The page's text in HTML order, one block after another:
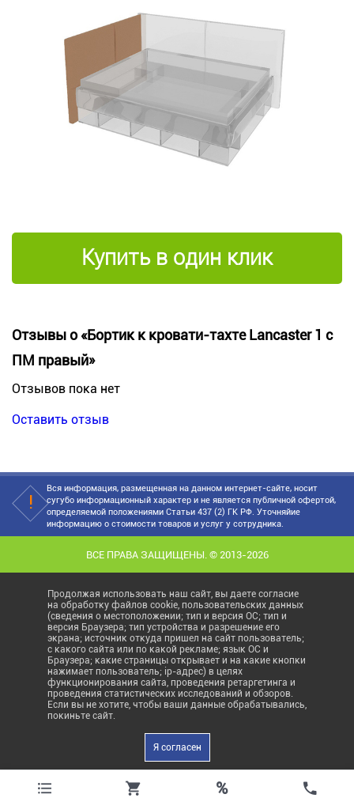
Купить в один клик
Отзывы о «Бортик к кровати-тахте Lancaster 1 с
ПМ правый»
Отзывов пока нет
Оставить отзыв
Вся информация, размещенная на данном интернет-сайте, носит
сугубо информационный характер и не является публичной офертой,
определяемой положениями Статьи 437 (2) ГК РФ. Уточняйие
информацию о стоимости товаров и услуг у сотрудника.
ВСЕ ПРАВА ЗАЩИЩЕНЫ. © 2013-2026
Продолжая использовать наш сайт, вы даете согласие
на обработку файлов cookie, пользовательских данных
(сведения о местоположении; тип и версия ОС; тип и
версия Браузера; тип устройства и разрешение его
экрана; источник откуда пришел на сайт пользователь;
с какого сайта или по какой рекламе; язык ОС и
Браузера; какие страницы открывает и на какие кнопки
нажимает пользователь; ip-адрес) в целях
функционирования сайта, проведения ретаргетинга и
проведения статистических исследований и обзоров.
Если вы не хотите, чтобы ваши данные обрабатывались,
покиньте сайт.
Я согласен
%